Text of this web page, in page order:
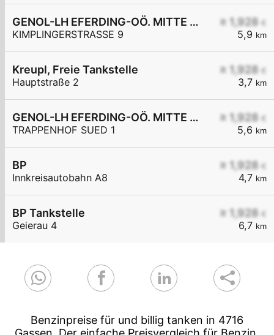
≥ 1,928 €
5,9 km
GENOL-LH EFERDING-OÖ. MITTE eGen
KIMPLINGERSTRASSE 9
≥ 1,928 €
3,7 km
Kreupl, Freie Tankstelle
Hauptstraße 2
≥ 1,928 €
5,6 km
GENOL-LH EFERDING-OÖ. MITTE eGen
TRAPPENHOF SUED 1
≥ 1,928 €
4,7 km
BP
Innkreisautobahn A8
≥ 1,928 €
6,7 km
BP Tankstelle
Geierau 4
Benzinpreise für und billig tanken in 4716